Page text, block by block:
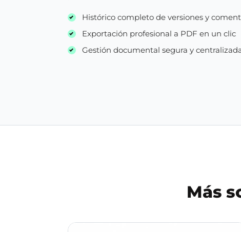
Histórico completo de versiones y
Exportación profesional a PDF en un clic
Gestión documental segura y
Más